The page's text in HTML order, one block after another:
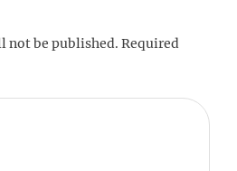
not be published. Required